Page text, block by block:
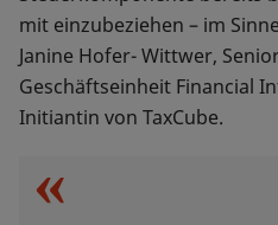
mit einzubeziehen – im
Janine Hofer- Wittwer,
Geschäftseinheit Financial
Initiantin von TaxCube.